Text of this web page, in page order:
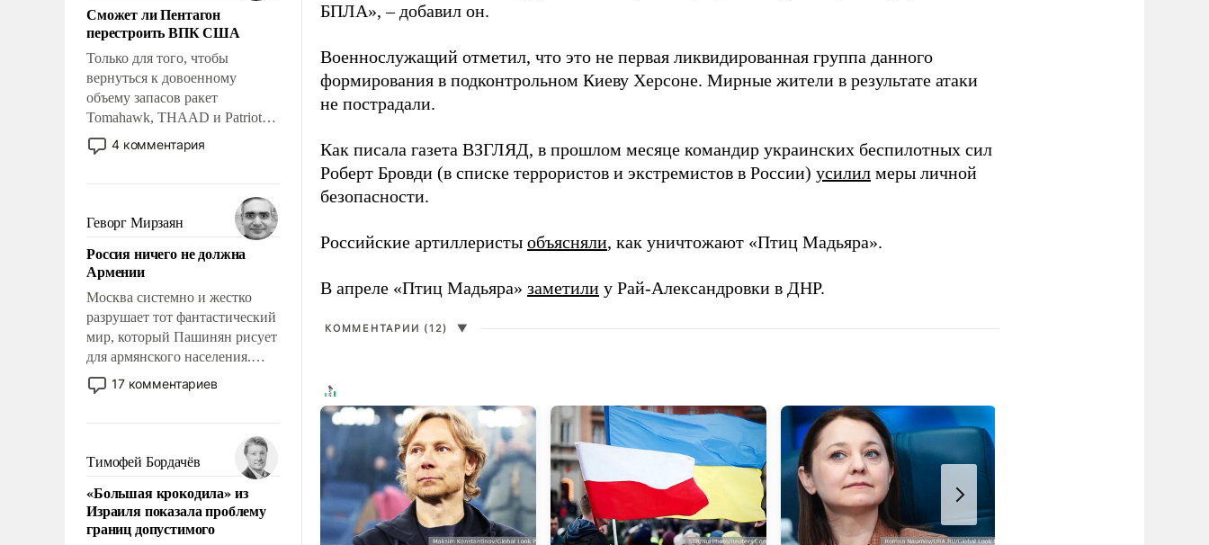
Сможет ли Пентагон
перестроить ВПК США
Только для того, чтобы
вернуться к довоенному
объему запасов ракет
Tomahawk, THAAD и Patriot
США потребуется более трех
лет. Даже небольшая война с
Сложившаяся ситуация
означает многолетний период
уязвимости США, например,
перед Китаем.
4 комментария
Геворг Мирзаян
Россия ничего не должна
Армении
Москва системно и жестко
разрушает тот фантастический
мир, который Пашинян рисует
для армянского населения.
Мир, где политические
прожекты будут безусловно
налогоплательщиков и где
Еревану за свои поступки не
нужно отвечать.
17 комментариев
Тимофей Бордачёв
«Большая крокодила» из
Израиля показала проблему
границ допустимого
БПЛА», – добавил он.
Военнослужащий отметил, что это не первая ликвидированная группа данного
формирования в подконтрольном Киеву Херсоне. Мирные жители в результате атаки
не пострадали.
Как писала газета ВЗГЛЯД, в прошлом месяце командир украинских беспилотных сил
Роберт Бровди (в списке террористов и экстремистов в России) усилил меры личной
безопасности.
Российские артиллеристы объясняли, как уничтожают «Птиц Мадьяра».
В апреле «Птиц Мадьяра» заметили у Рай-Александровки в ДНР.
КОММЕНТАРИИ (12) ▼